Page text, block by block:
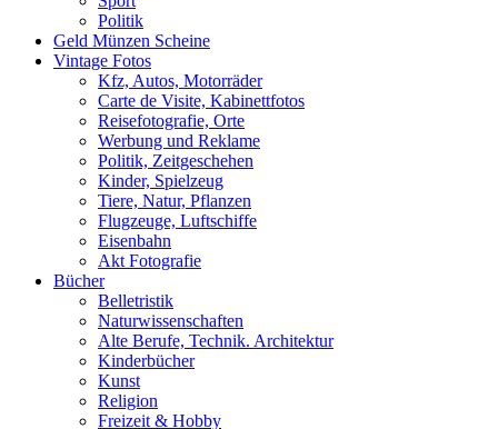
Politik
Geld Münzen Scheine
Vintage Fotos
Kfz, Autos, Motorräder
Carte de Visite, Kabinettfotos
Reisefotografie, Orte
Werbung und Reklame
Politik, Zeitgeschehen
Kinder, Spielzeug
Tiere, Natur, Pflanzen
Flugzeuge, Luftschiffe
Eisenbahn
Akt Fotografie
Bücher
Belletristik
Naturwissenschaften
Alte Berufe, Technik. Architektur
Kinderbücher
Kunst
Religion
Freizeit & Hobby